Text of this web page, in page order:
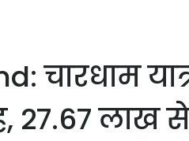
चारधाम
27.67